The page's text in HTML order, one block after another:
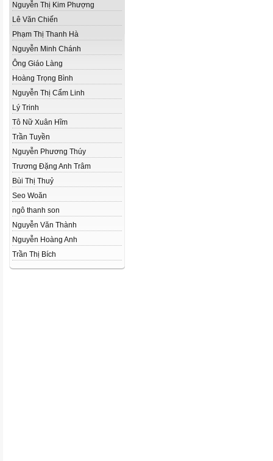
Nguyễn Thị Kim Phượng
Lê Văn Chiến
Phạm Thị Thanh Hà
Nguyễn Minh Chánh
Ông Giáo Làng
Hoàng Trọng Bình
Nguyễn Thị Cẩm Linh
Lý Trinh
Tô Nữ Xuân Hĩm
Trần Tuyền
Nguyễn Phương Thúy
Trương Đặng Anh Trâm
Bùi Thị Thuỷ
Seo Woăn
ngô thanh son
Nguyễn Văn Thành
Nguyễn Hoàng Anh
Trần Thị Bích